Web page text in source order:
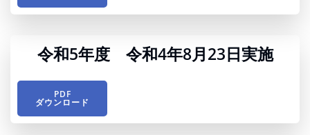
令和5年度 令和4年8月23日実施
PDF
ダウンロード